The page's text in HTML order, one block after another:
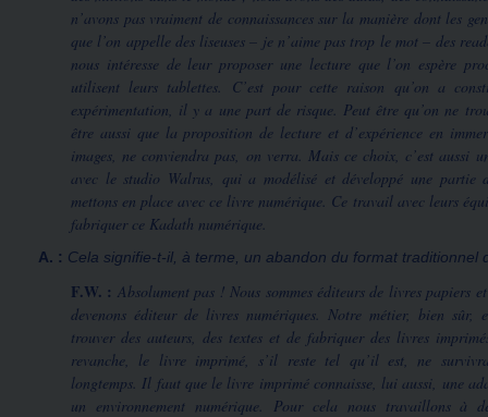
n’avons pas vraiment de connaissances sur la manière dont les
que l’on appelle des liseuses – je n’aime pas trop le mot – des
nous intéresse de leur proposer une lecture que l’on espère
utilisent leurs tablettes. C’est pour cette raison qu’on a
expérimentation, il y a une part de risque. Peut être qu’on ne
être aussi que la proposition de lecture et d’expérience en
images, ne conviendra pas, on verra. Mais ce choix, c’est aussi
avec le studio Walrus, qui a modélisé et développé une partie
mettons en place avec ce livre numérique. Ce travail avec leurs
fabriquer ce Kadath numérique.
A. : Cela signifie-t-il, à terme, un abandon du format traditionnel
F.W. : Absolument pas ! Nous sommes éditeurs de livres papiers
devenons éditeur de livres numériques. Notre métier, bien sûr,
trouver des auteurs, des textes et de fabriquer des livres
revanche, le livre imprimé, s’il reste tel qu’il est, ne
longtemps. Il faut que le livre imprimé connaisse, lui aussi, une
un environnement numérique. Pour cela nous travaillons à